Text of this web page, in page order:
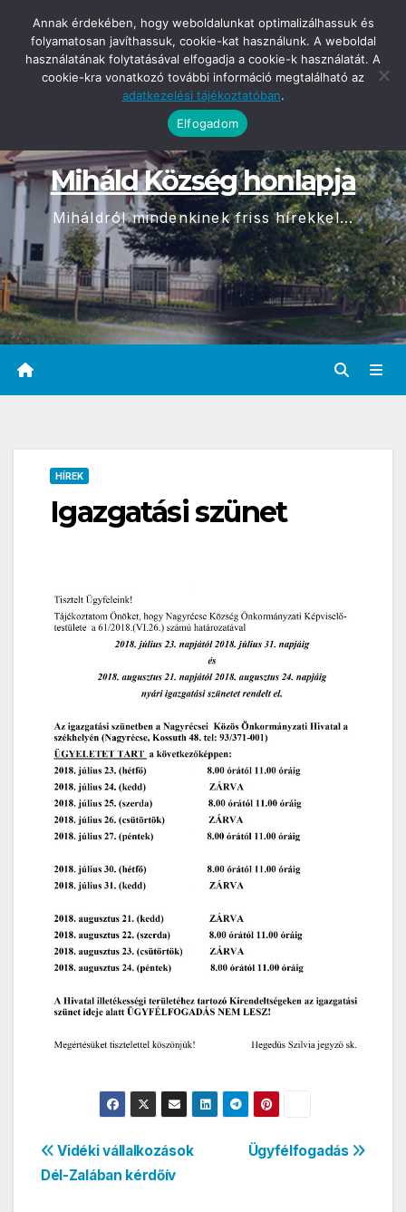
content
2026-08-09 00:41
Miháld Község honlapja
Miháldról mindenkinek friss hírekkel...
HÍREK
Igazgatási szünet
Bejegyzés
navigáció
Ügyfélfogadás
Vidéki vállalkozások
Dél-Zalában kérdőív
Annak érdekében, hogy weboldalunkat optimalizálhassuk és
folyamatosan javíthassuk, cookie-kat használunk. A weboldal
használatának folytatásával elfogadja a cookie-k használatát. A
cookie-kra vonatkozó további információ megtalálható az
adatkezelési tájékoztatóban.
Elfogadom